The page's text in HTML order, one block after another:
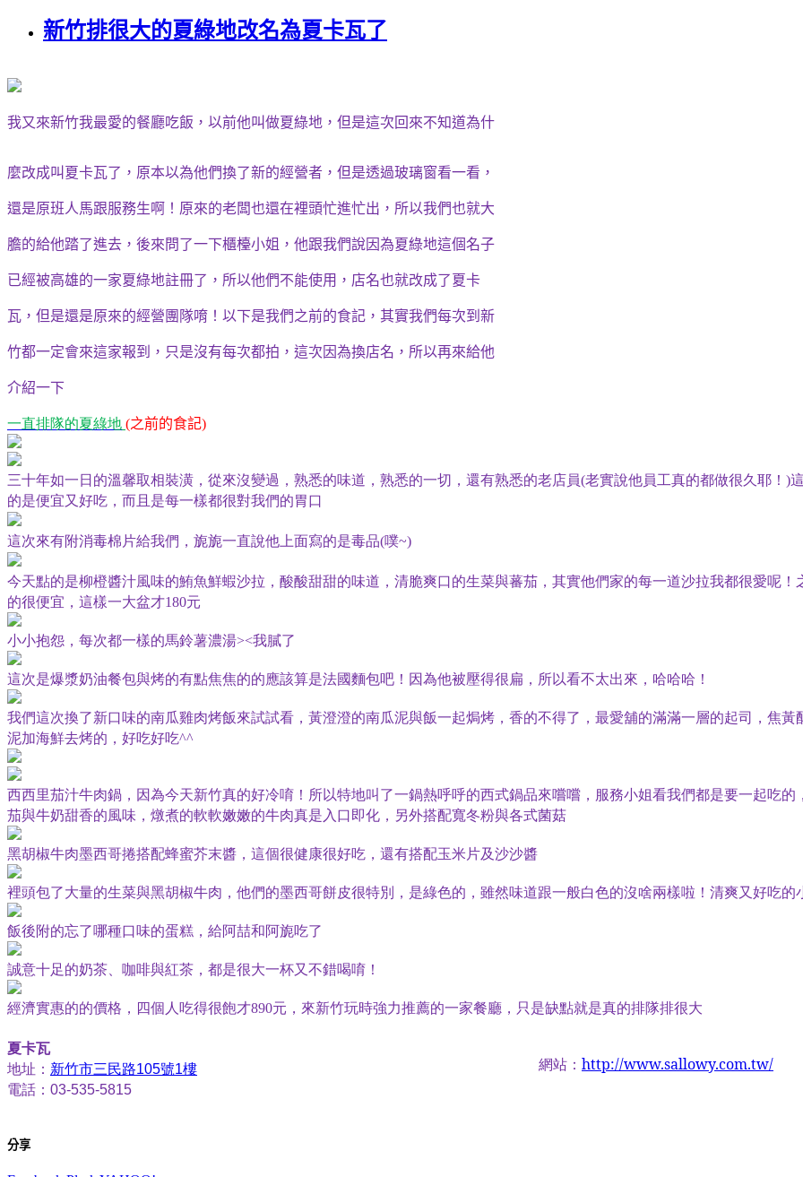
新竹排很大的夏綠地改名為夏卡瓦了
我又來新竹我最愛的餐廳吃飯，以前他叫做夏綠地，但是這次回來不知道為什
麼改成叫夏卡瓦了，原本以為他們換了新的經營者，但是透過玻璃窗看一看，
還是原班人馬跟服務生啊！原來的老闆也還在裡頭忙進忙出，所以我們也就大
膽的給他踏了進去，後來問了一下櫃檯小姐，他跟我們說因為夏綠地這個名子
已經被高雄的一家夏綠地註冊了，所以他們不能使用，店名也就改成了夏卡
瓦，但是還是原來的經營團隊唷！以下是我們之前的食記，其實我們每次到新
竹都一定會來這家報到，只是沒有每次都拍，這次因為換店名，所以再來給他
介紹一下
一直排隊的夏綠地 (之前的食記)
三十年如一日的溫馨取相裝潢，從來沒變過，熟悉的味道，熟悉的一切，還有熟悉的老店員(老實說他員工真的都做很久耶！ )
的是便宜又好吃，而且是每一樣都很對我們的胃口
這次來有附消毒棉片給我們，旎旎一直說他上面寫的是毒品(噗~)
今天點的是柳橙醬汁風味的鮪魚鮮蝦沙拉，酸酸甜甜的味道，清脆爽口的生菜與蕃茄，其實他們家的每一道沙拉我都很愛呢
的很便宜，這樣一大盆才180元
小小抱怨，每次都一樣的馬鈴薯濃湯><我膩了
這次是爆漿奶油餐包與烤的有點焦焦的的應該算是法國麵包吧！因為他被壓得很扁，所以看不太出來，哈哈哈！
我們這次換了新口味的南瓜雞肉烤飯來試試看，黃澄澄的南瓜泥與飯一起焗烤，香的不得了，最愛舖的滿滿一層的起司，焦
泥加海鮮去烤的，好吃好吃^^
西西里茄汁牛肉鍋，因為今天新竹真的好冷唷！所以特地叫了一鍋熱呼呼的西式鍋品來嚐嚐，服務小姐看我們都是要一起吃
茄與牛奶甜香的風味，燉煮的軟軟嫩嫩的牛肉真是入口即化，另外搭配寬冬粉與各式菌菇
黑胡椒牛肉墨西哥捲搭配蜂蜜芥末醬，這個很健康很好吃，還有搭配玉米片及沙沙醬
裡頭包了大量的生菜與黑胡椒牛肉，他們的墨西哥餅皮很特別，是綠色的，雖然味道跟一般白色的沒啥兩樣啦！清爽又好吃的
飯後附的忘了哪種口味的蛋糕，給阿喆和阿旎吃了
誠意十足的奶茶、咖啡與紅茶，都是很大一杯又不錯喝唷！
經濟實惠的的價格，四個人吃得很飽才890元，來新竹玩時強力推薦的一家餐廳，只是缺點就是真的排隊排很大
夏卡瓦
地址： 新竹市三民路105號1樓
電話： 03-535-5815
網站： http://www.sallowy.com.tw/
分享